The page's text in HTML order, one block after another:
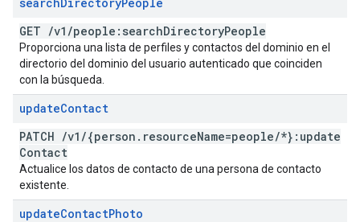
GET /v1 /people:searchDirectoryPeople
Proporciona una lista de perfiles y contactos del dominio en el
directorio del dominio del usuario autenticado que coinciden
con la búsqueda.
updateContact
PATCH /v1 /{person . resourceName=people/*}:update
Contact
Actualice los datos de contacto de una persona de contacto
existente.
updateContactPhoto